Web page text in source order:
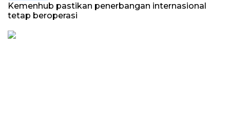
Kemenhub pastikan penerbangan internasional
tetap beroperasi